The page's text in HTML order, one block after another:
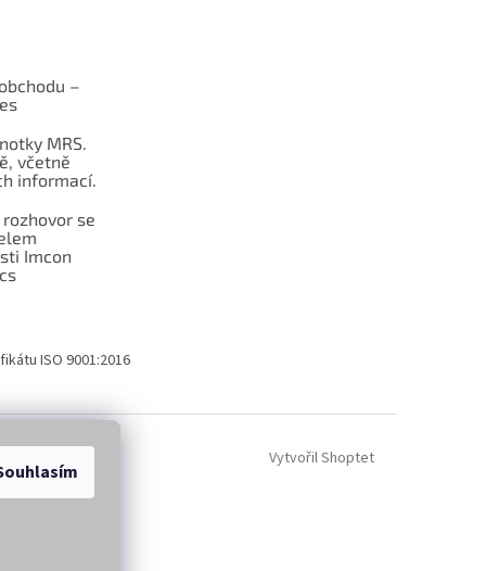
–
MRS.
včetně
informací.
se
Imcon
ISO 9001:2016
Vytvořil Shoptet